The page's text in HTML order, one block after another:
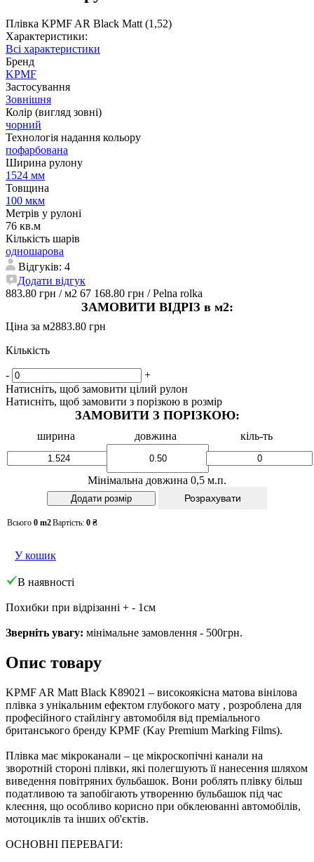
Плівка KPMF AR Black Matt (1,52)
Характеристики:
Всі характеристики
Бренд
KPMF
Застосування
Зовнішня
Колір (вигляд зовні)
чорний
Технологія надання кольору
пофарбована
Ширина рулону
1524 мм
Товщина
100 мкм
Метрів у рулоні
76 кв.м
Кількість шарів
одношарова
Відгуків: 4
Додати відгук
883.80 грн / м2 67 168.80 грн / Pelna rolka
ЗАМОВИТИ ВІДРІЗ в м2:
Ціна за м2883.80 грн
Кількість
-
+
Натисніть, щоб замовити цілий рулон
Натисніть, щоб замовити з порізкою в розмір
ЗАМОВИТИ З ПОРІЗКОЮ:
ширина довжина кіль-ть
Мінімальна довжина 0,5 м.п.
Розрахувати
Всього 0 m2Вартість: 0 ₴
У кошик
В наявності
Похибки при відрізанні + - 1см
Зверніть увагу: мінімальне замовлення - 500грн.
Опис товару
KPMF AR Matt Black K89021 – високоякісна матова вінілова
плівка з унікальним ефектом глубокого мату , розроблена для
професійного стайлінгу автомобіля від преміального
британського бренду KPMF (Kay Premium Marking Films).
Плівка має мікроканали – це мікроскопічні канали на
зворотній стороні плівки, які полегшують її нанесення шляхом
виведення повітряних бульбашок. Вони роблять плівку більш
податливою та запобігають утворенню бульбашок під час
клеєння, що особливо корисно при обклеюванні автомобілів,
мотоциклів та інших об'єктів.
ОСНОВНІ ПЕРЕВАГИ: